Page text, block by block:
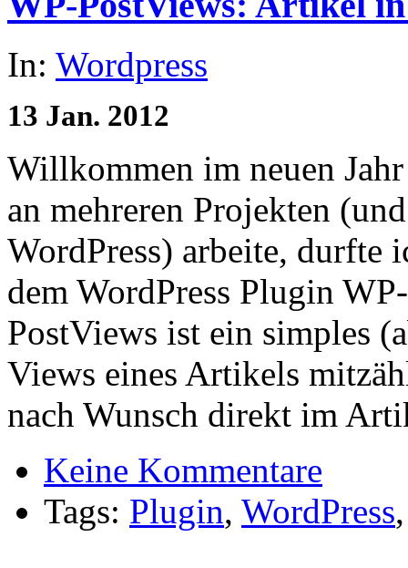
In: Wordpress
13 Jan. 2012
Willkommen im neuen
an mehreren Projekten
WordPress) arbeite, durfte
dem WordPress Plugin
PostViews ist ein simples
Views eines Artikels
nach Wunsch direkt im
Keine Kommentare
Tags: Plugin, WordPress